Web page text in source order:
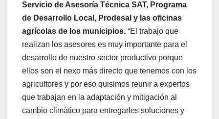
Servicio de Asesoría Técnica SAT, Programa
de Desarrollo Local, Prodesal y las oficinas
agrícolas de los municipios. “El trabajo que
realizan los asesores es muy importante para el
desarrollo de nuestro sector productivo porque
ellos son el nexo más directo que tenemos con los
agricultores y por eso quisimos reunir a expertos
que trabajan en la adaptación y mitigación al
cambio climático para entregarles soluciones y